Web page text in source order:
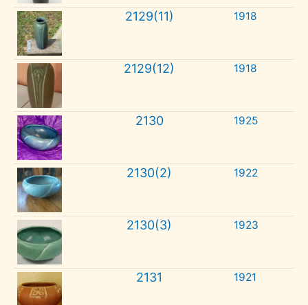
2129(11) 1918
2129(12) 1918
2130 1925
2130(2) 1922
2130(3) 1923
2131 1921